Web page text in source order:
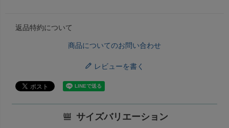
返品特約について
商品についてのお問い合わせ
レビューを書く
サイズバリエーション